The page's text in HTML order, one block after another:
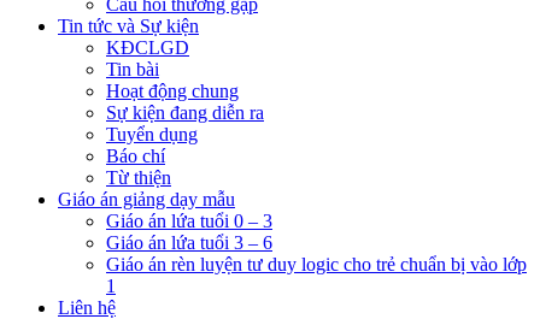
Câu hỏi thường gặp
Tin tức và Sự kiện
KĐCLGD
Tin bài
Hoạt động chung
Sự kiện đang diễn ra
Tuyển dụng
Báo chí
Từ thiện
Giáo án giảng dạy mẫu
Giáo án lứa tuổi 0 – 3
Giáo án lứa tuổi 3 – 6
Giáo án rèn luyện tư duy logic cho trẻ chuẩn bị vào lớp
1
Liên hệ